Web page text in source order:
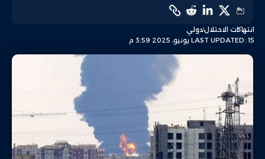
LAST UPDATED: 15 يونيو، 2025 3:59 م
انتهاكات الاحتلالدولي